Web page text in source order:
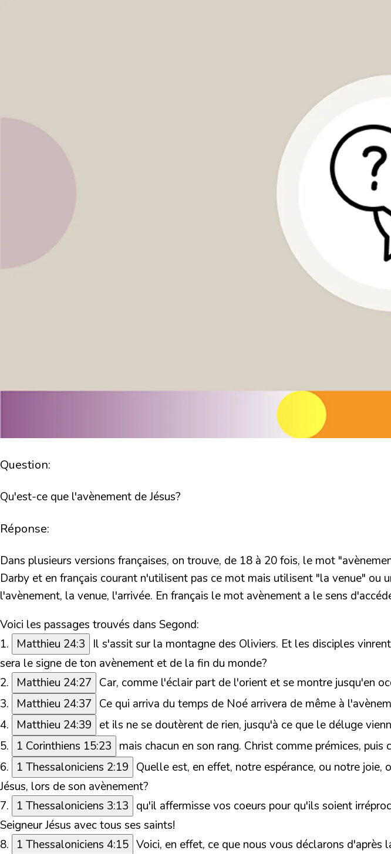
Question:
Qu'est-ce que l'avènement de Jésus?
Réponse:
Dans plusieurs versions françaises, on trouve, de 18 à 20 fois, le mot "
Darby et en français courant n'utilisent pas ce mot mais utilisent "la venue" ou
l'avènement, la venue, l'arrivée. En français le mot avènement a le sens
Voici les passages trouvés dans Segond:
1.
Matthieu 24:3
Il s'assit sur la montagne des Oliviers. Et les disciples
sera le signe de ton avènement et de la fin du monde?
2.
Matthieu 24:27 Car, comme l'éclair part de l'orient et se montre jusqu'en
3.
Matthieu 24:37 Ce qui arriva du temps de Noé arrivera de même à
4.
Matthieu 24:39 et ils ne se doutèrent de rien, jusqu'à ce que le déluge
5.
1 Corinthiens 15:23 mais chacun en son rang. Christ comme prémices,
6.
1 Thessaloniciens 2:19 Quelle est, en effet, notre espérance, ou notre
Jésus, lors de son avènement?
7.
1 Thessaloniciens 3:13 qu'il affermisse vos coeurs pour qu'ils soient
Seigneur Jésus avec tous ses saints!
8.
1 Thessaloniciens 4:15 Voici, en effet, ce que nous vous déclarons d'après